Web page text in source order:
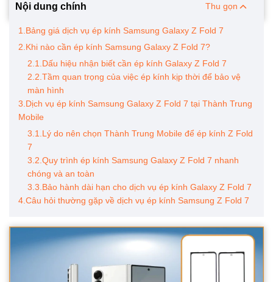
Nội dung chính Thu gọn
1.Bảng giá dịch vụ ép kính Samsung Galaxy Z Fold 7
2.Khi nào cần ép kính Samsung Galaxy Z Fold 7?
2.1.Dấu hiệu nhận biết cần ép kính Galaxy Z Fold 7
2.2.Tầm quan trọng của việc ép kính kịp thời để bảo vệ
màn hình
3.Dịch vụ ép kính Samsung Galaxy Z Fold 7 tại Thành Trung
Mobile
3.1.Lý do nên chọn Thành Trung Mobile để ép kính Z Fold
7
3.2.Quy trình ép kính Samsung Galaxy Z Fold 7 nhanh
chóng và an toàn
3.3.Bảo hành dài hạn cho dịch vụ ép kính Galaxy Z Fold 7
4.Câu hỏi thường gặp về dịch vụ ép kính Samsung Z Fold 7